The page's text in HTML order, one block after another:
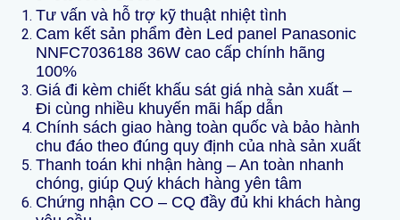
Tư vấn và hỗ trợ kỹ thuật nhiệt tình
Cam kết sản phẩm đèn Led panel Panasonic
NNFC7036188 36W cao cấp chính hãng
100%
Giá đi kèm chiết khấu sát giá nhà sản xuất –
Đi cùng nhiều khuyến mãi hấp dẫn
Chính sách giao hàng toàn quốc và bảo hành
chu đáo theo đúng quy định của nhà sản xuất
Thanh toán khi nhận hàng – An toàn nhanh
chóng, giúp Quý khách hàng yên tâm
Chứng nhận CO – CQ đầy đủ khi khách hàng